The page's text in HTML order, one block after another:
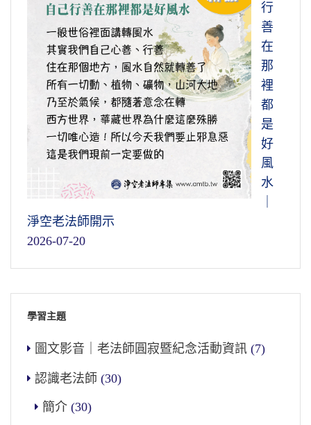
行
善
在
那
裡
都
是
好
風
水
淨空老法師開示
2026-07-20
學習主題
圖文影音｜老法師圓寂暨紀念活動資訊 (7)
認識老法師 (30)
簡介 (30)